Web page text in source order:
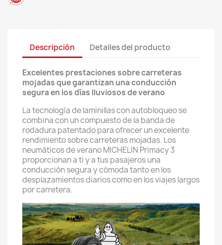
Descripción Detalles del producto
Excelentes prestaciones sobre carreteras
mojadas que garantizan una conducción
segura en los días lluviosos de verano
La tecnología de laminillas con autobloqueo se
combina con un compuesto de la banda de
rodadura patentado para ofrecer un excelente
rendimiento sobre carreteras mojadas. Los
neumáticos de verano MICHELIN Primacy 3
proporcionan a ti y a tus pasajeros una
conducción segura y cómoda tanto en los
desplazamientos diarios como en los viajes largos
por carretera.